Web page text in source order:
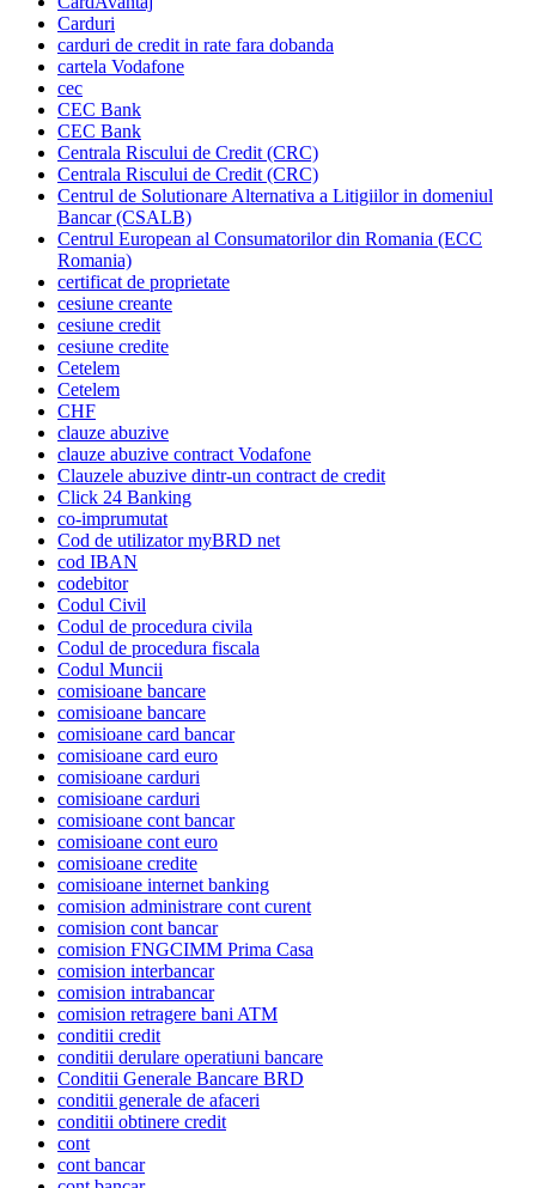
Carduri
carduri de credit in rate fara dobanda
cartela Vodafone
cec
CEC Bank
CEC Bank
Centrala Riscului de Credit (CRC)
Centrala Riscului de Credit (CRC)
Centrul de Solutionare Alternativa a Litigiilor in domeniul
Bancar (CSALB)
Centrul European al Consumatorilor din Romania (ECC
Romania)
certificat de proprietate
cesiune creante
cesiune credit
cesiune credite
Cetelem
Cetelem
CHF
clauze abuzive
clauze abuzive contract Vodafone
Clauzele abuzive dintr-un contract de credit
Click 24 Banking
co-imprumutat
Cod de utilizator myBRD net
cod IBAN
codebitor
Codul Civil
Codul de procedura civila
Codul de procedura fiscala
Codul Muncii
comisioane bancare
comisioane bancare
comisioane card bancar
comisioane card euro
comisioane carduri
comisioane carduri
comisioane cont bancar
comisioane cont euro
comisioane credite
comisioane internet banking
comision administrare cont curent
comision cont bancar
comision FNGCIMM Prima Casa
comision interbancar
comision intrabancar
comision retragere bani ATM
conditii credit
conditii derulare operatiuni bancare
Conditii Generale Bancare BRD
conditii generale de afaceri
conditii obtinere credit
cont
cont bancar